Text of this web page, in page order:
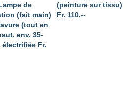
de
(fait main)
(tout en
env. 35-
électrifiée Fr.
(peinture sur tissu)
Fr. 110.--